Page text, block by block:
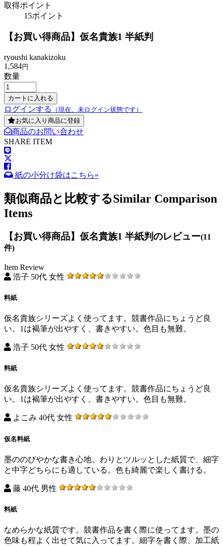
取得ポイント
15ポイント
【お買い得商品】仮名貴族1 半紙判
ryoushi kanakizoku
1,584円
数量
ログインする
（現在、未ログイン状態です）
お気に入り商品に登録
商品のお問い合わせ
SHARE ITEM
紙の小分け袋はこちら»
類似商品と比較するSimilar Comparison
Items
【お買い得商品】仮名貴族1 半紙判のレビュー(11
件)
Item Review
浩子 50代 女性
料紙
仮名貴族シリーズよく使ってます。競書作品にちょうど良
い。1は褐筆が出やすく、書きやすい。色目も無難。
浩子 50代 女性
料紙
仮名貴族シリーズよく使ってます。競書作品にちょうど良
い。1は褐筆が出やすく、書きやすい。色目も無難。
よこみ 40代 女性
仮名料紙
墨ののびやかな書き心地。わりとツルッとした紙質で、細字
と中字どちらにも適している。色も綺麗で楽しく書ける。
藤 40代 男性
料紙
なめらかな紙質です。競書作品を書く際に使ってます。墨の
色味も程よく出せて気に入ってます。細字を書く際、加工紙